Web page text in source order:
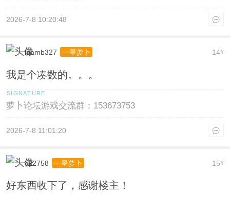
2026-7-8 10:20:48
14#
laamb327 一星萝卜
我是个凑数的。。。
萝卜论坛游戏交流群：153673753
2026-7-8 11:01:20
15#
c22758 一星萝卜
好东西收下了，感谢楼主！